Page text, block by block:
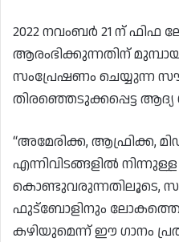
2022 നവംബർ 21 ന് ഫിഫ
ആരംഭിക്കുന്നതിന്
സംപ്രേഷണം ചെയ്യുന്ന
തിരഞ്ഞെടുക്കപ്പെട്ട ആദ്യ
“അമേരിക്ക, ആഫ്രിക്ക,
എന്നിവിടങ്ങളിൽ
കൊണ്ടുവരുന്നതിലൂടെ,
ഫുട്‌ബോളിനും ലോകത്തെ
കഴിയുമെന്ന് ഈ ഗാനം